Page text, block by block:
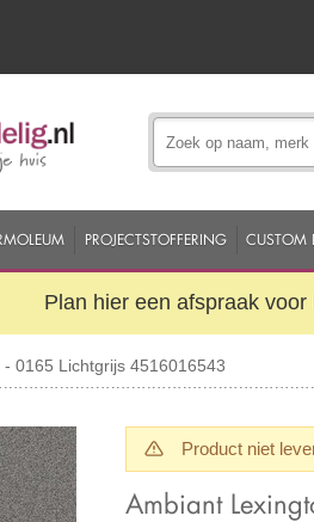
PROJECTSTOFFERING CUSTOM
Plan hier een afspraak
0165 Lichtgrijs 4516016543
Product niet
Ambiant